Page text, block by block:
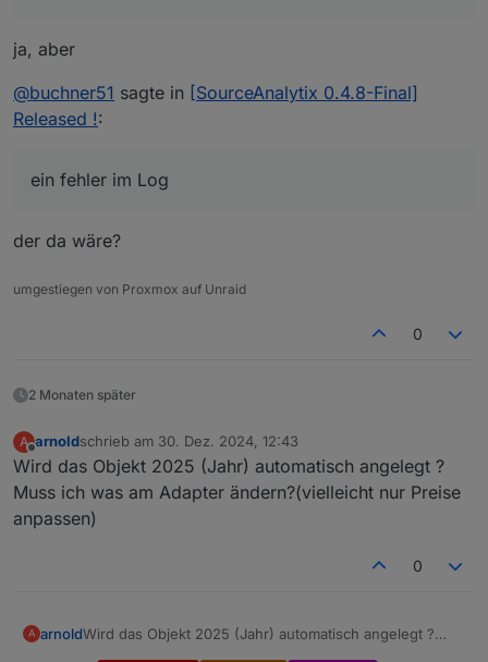
ja, aber
@buchner51 sagte in [SourceAnalytix 0.4.8-Final]
Released !:
ein fehler im Log
der da wäre?
umgestiegen von Proxmox auf Unraid
0
2 Monaten später
A
Offline
arnoldschrieb am 30. Dez. 2024, 12:43
zuletzt editiert von
Wird das Objekt 2025 (Jahr) automatisch angelegt ?
Muss ich was am Adapter ändern?(vielleicht nur Preise
anpassen)
0
A arnoldWird das Objekt 2025 (Jahr) automatisch angelegt ?